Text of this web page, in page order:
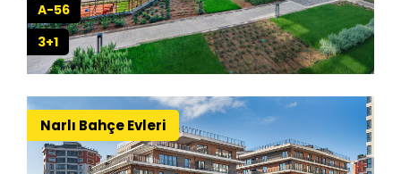
A-56
3+1
Narlı Bahçe Evleri